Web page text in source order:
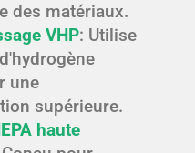
des matériaux.
VHP: Utilise
une
supérieure.
haute